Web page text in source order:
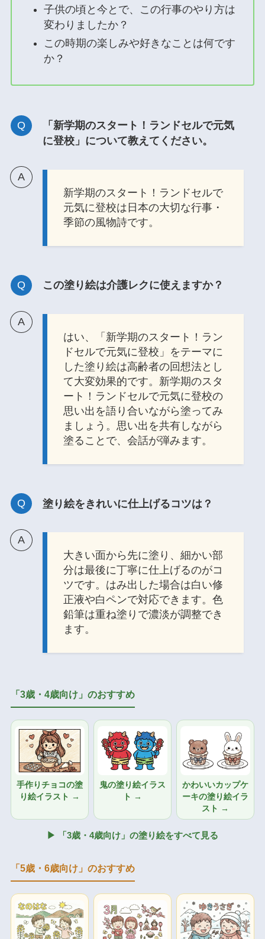
子供の頃と今とで、この行事のやり方は
変わりましたか？
この時期の楽しみや好きなことは何です
か？
「新学期のスタート！ランドセルで元気
に登校」について教えてください。
新学期のスタート！ランドセルで
元気に登校は日本の大切な行事・
季節の風物詩です。
この塗り絵は介護レクに使えますか？
はい、「新学期のスタート！ラン
ドセルで元気に登校」をテーマに
した塗り絵は高齢者の回想法とし
て大変効果的です。新学期のスタ
ート！ランドセルで元気に登校の
思い出を語り合いながら塗ってみ
ましょう。思い出を共有しながら
塗ることで、会話が弾みます。
塗り絵をきれいに仕上げるコツは？
大きい面から先に塗り、細かい部
分は最後に丁寧に仕上げるのがコ
ツです。はみ出した場合は白い修
正液や白ペンで対応できます。色
鉛筆は重ね塗りで濃淡が調整でき
ます。
「3歳・4歳向け」のおすすめ
手作りチョコの塗
り絵イラスト →
鬼の塗り絵イラス
ト →
かわいいカップケ
ーキの塗り絵イラ
スト →
▶ 「3歳・4歳向け」の塗り絵をすべて見る
「5歳・6歳向け」のおすすめ